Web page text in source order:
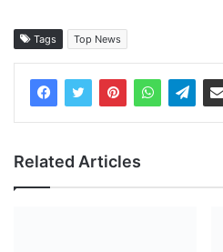
Tags Top News
Related Articles